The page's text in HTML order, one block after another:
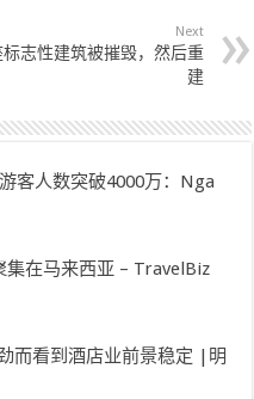
Next
标志性建筑被摧毁，然后重
建
客人数突破4000万：Nga
在马来西亚 – TravelBiz
而看到酒店业前景稳定 |明